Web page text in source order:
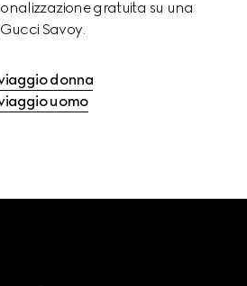
gratuita su una
Savoy.
donna
uomo